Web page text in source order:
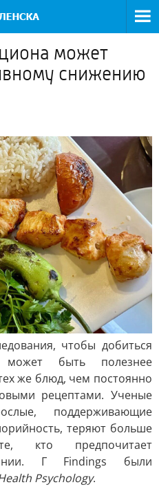
может
снижению
чтобы добиться
быть полезнее
же блюд, чем постоянно
рецептами. Ученые
поддерживающие
теряют больше
кто предпочитает
Г Findings были
Psychology.